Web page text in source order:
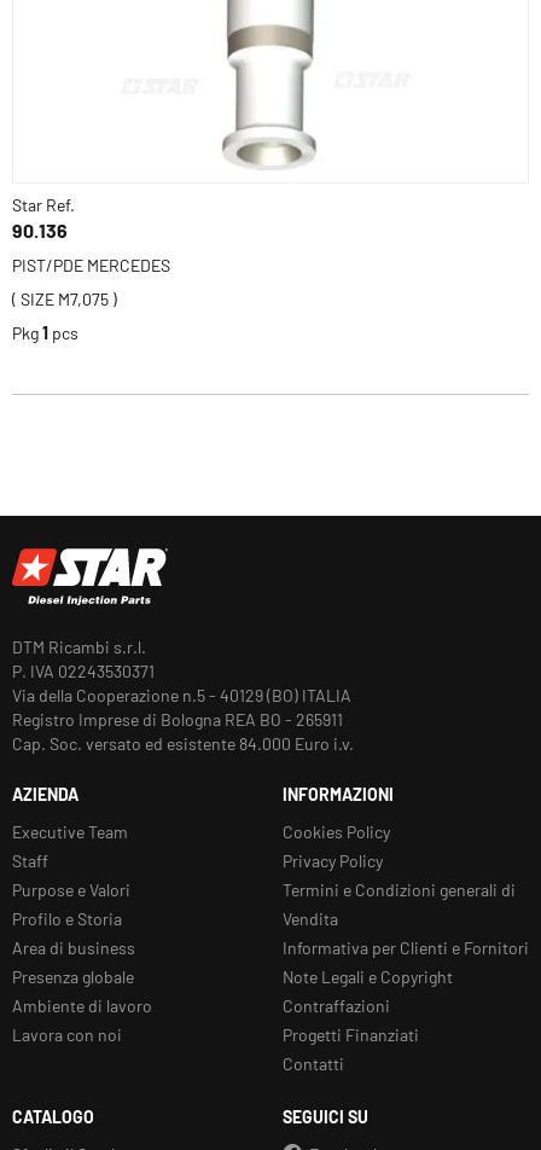
Star Ref.
90.136
PIST/PDE MERCEDES
( SIZE M7,075 )
Pkg1 pcs
DTM Ricambi s.r.l.
P. IVA 02243530371
Via della Cooperazione n.5 - 40129 (BO) ITALIA
Registro Imprese di Bologna REA BO - 265911
Cap. Soc. versato ed esistente 84.000 Euro i.v.
AZIENDA
Executive Team
Staff
Purpose e Valori
Profilo e Storia
Area di business
Presenza globale
Ambiente di lavoro
Lavora con noi
INFORMAZIONI
Cookies Policy
Privacy Policy
Termini e Condizioni generali di
Vendita
Informativa per Clienti e Fornitori
Note Legali e Copyright
Contraffazioni
Progetti Finanziati
Contatti
CATALOGO
SEGUICI SU